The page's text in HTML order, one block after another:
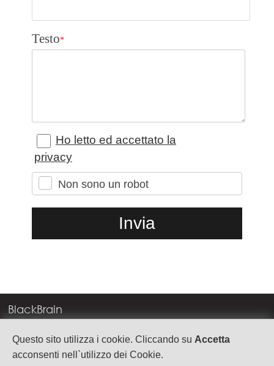
Questo sito utilizza i cookie. Cliccando su Accetta
acconsenti nell`utilizzo dei Cookie.
Testo*
Ho letto ed accettato la
privacy
Non sono un robot
BlackBrain
Corso Milano, 83
37138 Verona